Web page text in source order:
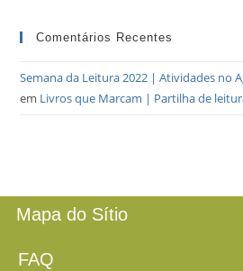
Comentários Recentes
Semana da Leitura 2022 | Atividades no
em Livros que Marcam | Partilha de
Mapa do Sítio
FAQ